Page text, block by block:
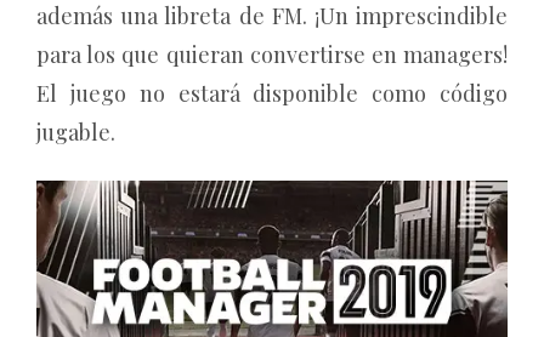
además una libreta de FM. ¡Un imprescindible
para los que quieran convertirse en managers!
El juego no estará disponible como código
jugable.